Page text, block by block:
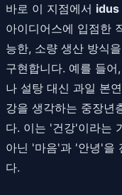
바로 이 지점에서 idus
아이디어스에 입점한
능한, 소량 생산 방식
구현합니다. 예를 들
나 설탕 대신 과일 본
강을 생각하는 중장년
다. 이는 '건강'이라는
아닌 '마음'과 '안녕'을
다.